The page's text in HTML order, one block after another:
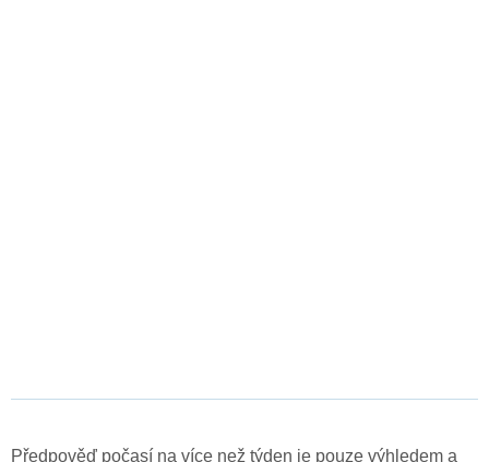
Předpověď počasí na více než týden je pouze výhledem a